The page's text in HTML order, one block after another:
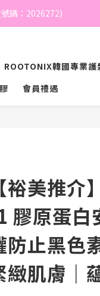
碼：2026272)
ROOTONIX韓國專業護
會員禮遇
裕美推介
膠原蛋白
止黑色
緻肌膚｜